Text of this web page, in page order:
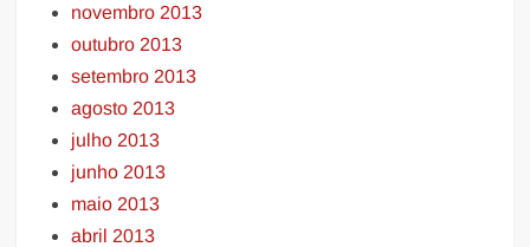
novembro 2013
outubro 2013
setembro 2013
agosto 2013
julho 2013
junho 2013
maio 2013
abril 2013